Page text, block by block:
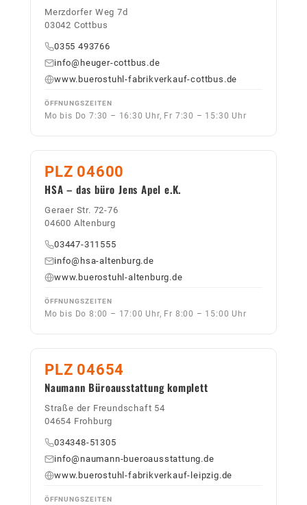
Merzdorfer Weg 7d
03042 Cottbus
0355 493766
info@heuger-cottbus.de
www.buerostuhl-fabrikverkauf-cottbus.de
ÖFFNUNGSZEITEN
Mo bis Do 7:30 – 16:30 Uhr, Fr 7:30 – 15:30 Uhr
PLZ 04600
HSA – das büro Jens Apel e.K.
Geraer Str. 72-76
04600 Altenburg
03447-311555
info@hsa-altenburg.de
www.buerostuhl-altenburg.de
ÖFFNUNGSZEITEN
Mo bis Do 8:00 – 17:00 Uhr, Fr 8:00 – 15:00 Uhr
PLZ 04654
Naumann Büroausstattung komplett
Straße der Freundschaft 54
04654 Frohburg
034348-51305
info@naumann-bueroausstattung.de
www.buerostuhl-fabrikverkauf-leipzig.de
ÖFFNUNGSZEITEN